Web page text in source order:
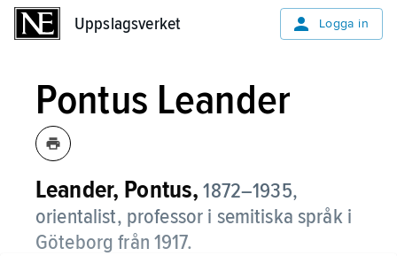
Uppslagsverket Logga in
Pontus Leander
Leander, Pontus, 1872–1935,
orientalist, professor i semitiska språk i
Göteborg från 1917.